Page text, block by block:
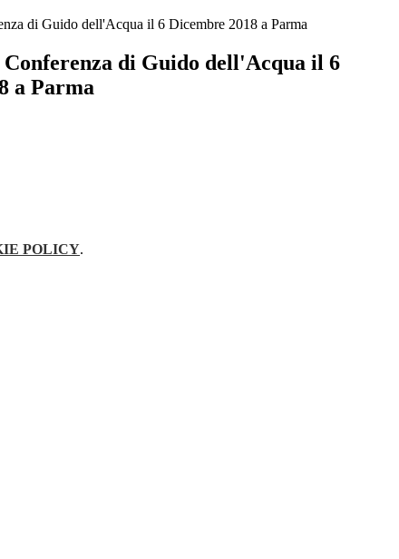
di Guido dell'Acqua il 6 Dicembre 2018 a Parma
di Guido dell'Acqua il 6
a Parma
POLICY.